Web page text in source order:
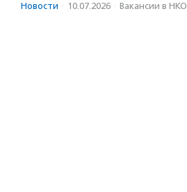
Новости · 10.07.2026 · Вакансии в НКО